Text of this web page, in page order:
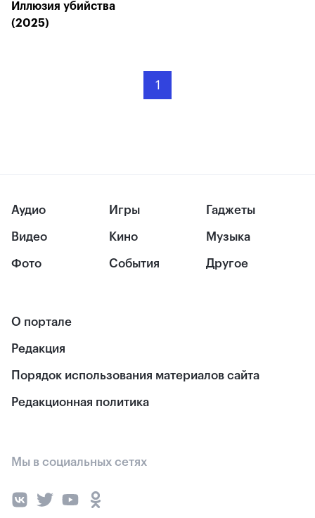
Иллюзия убийства
(2025)
1
Аудио
Видео
Фото
Игры
Кино
События
Гаджеты
Музыка
Другое
О портале
Редакция
Порядок использования материалов сайта
Редакционная политика
Мы в социальных сетях